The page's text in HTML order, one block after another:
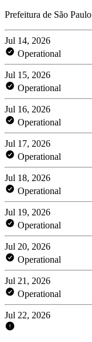
Prefeitura de São Paulo
Jul 14, 2026
Operational
Jul 15, 2026
Operational
Jul 16, 2026
Operational
Jul 17, 2026
Operational
Jul 18, 2026
Operational
Jul 19, 2026
Operational
Jul 20, 2026
Operational
Jul 21, 2026
Operational
Jul 22, 2026